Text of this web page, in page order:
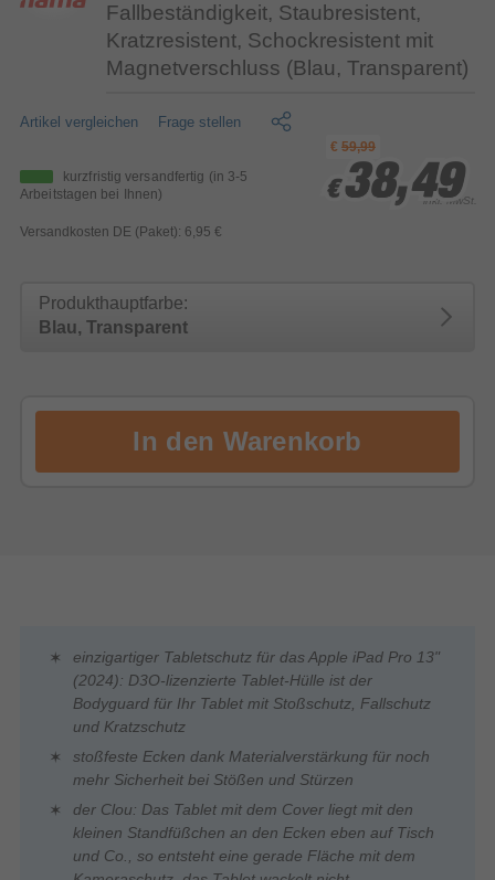
Fallbeständigkeit, Staubresistent,
Kratzresistent, Schockresistent mit
Magnetverschluss (Blau, Transparent)
Artikel vergleichen Frage stellen
kurzfristig versandfertig (in 3-5
Arbeitstagen bei Ihnen)
Versandkosten DE (Paket): 6,95 €
€ 59,99
€38,49
€38,49
€38,49
inkl. MwSt.
Produkthauptfarbe:
Blau, Transparent
einzigartiger Tabletschutz für das Apple iPad Pro 13"
(2024): D3O-lizenzierte Tablet-Hülle ist der
Bodyguard für Ihr Tablet mit Stoßschutz, Fallschutz
und Kratzschutz
stoßfeste Ecken dank Materialverstärkung für noch
mehr Sicherheit bei Stößen und Stürzen
der Clou: Das Tablet mit dem Cover liegt mit den
kleinen Standfüßchen an den Ecken eben auf Tisch
und Co., so entsteht eine gerade Fläche mit dem